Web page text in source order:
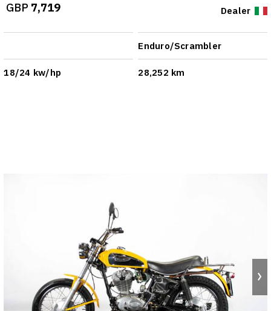
GBP 7,719 Dealer
Enduro/Scrambler
18/24 kw/hp 28,252 km